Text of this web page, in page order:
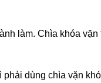
làm. Chìa khóa
phải dùng chìa vặn